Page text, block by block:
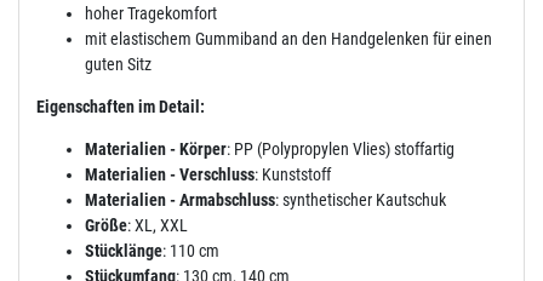
hoher Tragekomfort
mit elastischem Gummiband an den Handgelenken für einen
guten Sitz
Eigenschaften im Detail:
Materialien - Körper: PP (Polypropylen Vlies) stoffartig
Materialien - Verschluss: Kunststoff
Materialien - Armabschluss: synthetischer Kautschuk
Größe: XL, XXL
Stücklänge: 110 cm
Stückumfang: 130 cm, 140 cm